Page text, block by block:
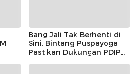
Bang Jali Tak Berhenti di
Sini, Bintang Puspayoga
Pastikan Dukungan PDIP